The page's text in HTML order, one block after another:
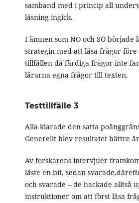
samband med i princip all
läsning ingick.
I ämnen som NO och SO
strategin med att läsa frågor före
tillfällen då färdiga frågor inte
lärarna egna frågor till texten.
Testtillfälle 3
Alla klarade den satta
Generellt blev resultatet bättre
Av forskarens intervjuer
läste en bit, sedan
och svarade – de hackade alltså
instruktioner om att först läsa